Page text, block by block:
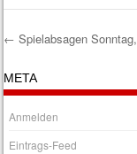
Post
← Spielabsagen
META
Anmelden
Eintrags-Feed